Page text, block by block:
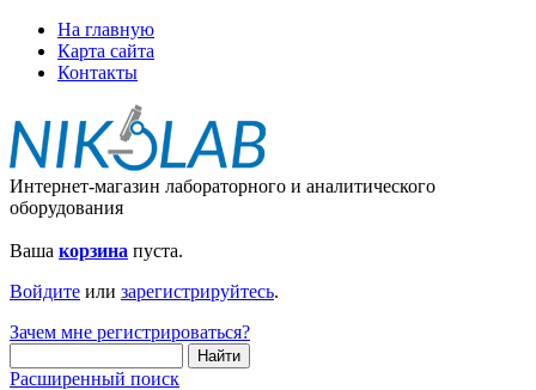
На главную
Карта сайта
Контакты
Интернет-магазин лабораторного и аналитического
оборудования
Ваша корзина пуста.
Войдите или зарегистрируйтесь.
Зачем мне регистрироваться?
Расширенный поиск